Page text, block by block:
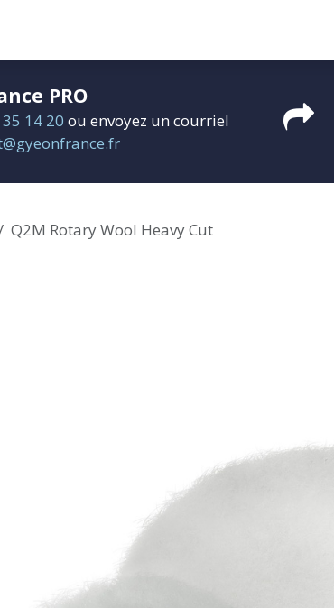
PRO
14 20 ou envoyez un courriel
Q2M Rotary Wool Heavy Cut